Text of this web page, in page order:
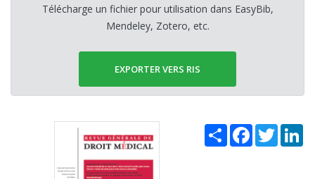
Télécharge un fichier pour utilisation dans EasyBib,
Mendeley, Zotero, etc.
EXPORTER VERS RIS
Share Facebook
Twitter